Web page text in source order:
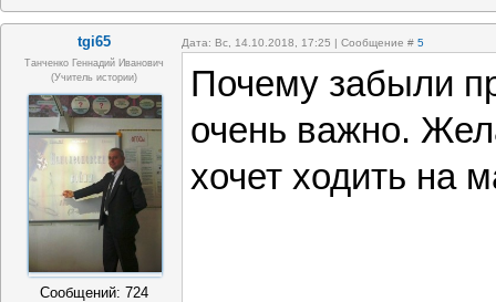
tgi65 Дата: Вс, 14.10.2018, 17:25 | Сообщение # 5
Танченко Геннадий Иванович
(учитель истории)
Сообщений:724
Почему забыли
очень важно.
хочет ходить на